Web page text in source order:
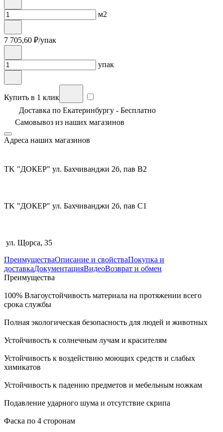
м2
7 705,60 ₽/упак
упак
Купить в 1 клик
Доставка по Екатеринбургу - Бесплатно
Самовывоз из наших магазинов
Адреса наших магазинов
TK "ДОКЕР" ул. Бахчиванджи 2б, пав В2
TK "ДОКЕР" ул. Бахчиванджи 2б, пав С1
ул. Щорса, 35
ПреимуществаОписание и свойстваПокупка и
доставкаДокументацияВидеоВозврат и обмен
Преимущества
100% Влагоустойчивость материала на протяжении всего
срока службы
Полная экологическая безопасность для людей и животных
Устойчивость к солнечным лучам и красителям
Устойчивость к воздействию моющих средств и слабых
химикатов
Устойчивость к падению предметов и мебельным ножкам
Подавление ударного шума и отсутствие скрипа
Фаска по 4 сторонам